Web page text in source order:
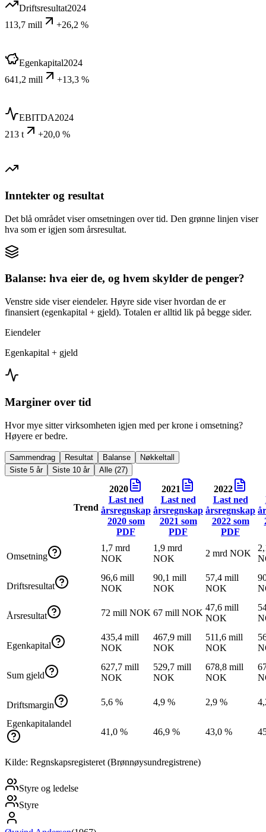
Driftsresultat2024
113,7 mill
+26,2 %
Egenkapital2024
641,2 mill
+13,3 %
EBITDA2024
213 t
+20,0 %
Inntekter og resultat
Det blå området viser omsetningen over tid. Den grønne linjen viser
hva som er igjen som årsresultat.
Balanse: hva eier de, og hvem skylder de penger?
Venstre side viser eiendeler. Høyre side viser hvordan de er
finansiert (egenkapital + gjeld). Totalen er alltid lik på begge sider.
Eiendeler
Egenkapital + gjeld
Marginer over tid
Hvor mye sitter virksomheten igjen med per krone i omsetning?
Høyere er bedre.
Sammendrag Resultat Balanse
Nøkkeltall
Siste 5 år
Siste 10 år Alle (27)
Trend
2020
Last ned
årsregnskap
2020som
PDF
2021
Last ned
årsregnskap
2021 som
PDF
2022
Last ned
årsregnskap
2022som
PDF
Omsetning
1,7 mrd
NOK
1,9 mrd
NOK
2 mrd NOK
Driftsresultat
96,6 mill
NOK
90,1 mill
NOK
57,4 mill
NOK
Årsresultat 72 mill NOK 67 mill NOK
47,6 mill
NOK
Egenkapital
435,4 mill
NOK
467,9 mill
NOK
511,6 mill
NOK
Sum gjeld
627,7 mill
NOK
529,7 mill
NOK
678,8 mill
NOK
Driftsmargin 5,6 % 4,9 % 2,9 %
Egenkapitalandel
41,0 %
46,9 % 43,0 %
Kilde: Regnskapsregisteret (Brønnøysundregistrene)
Styre og ledelse
Styre